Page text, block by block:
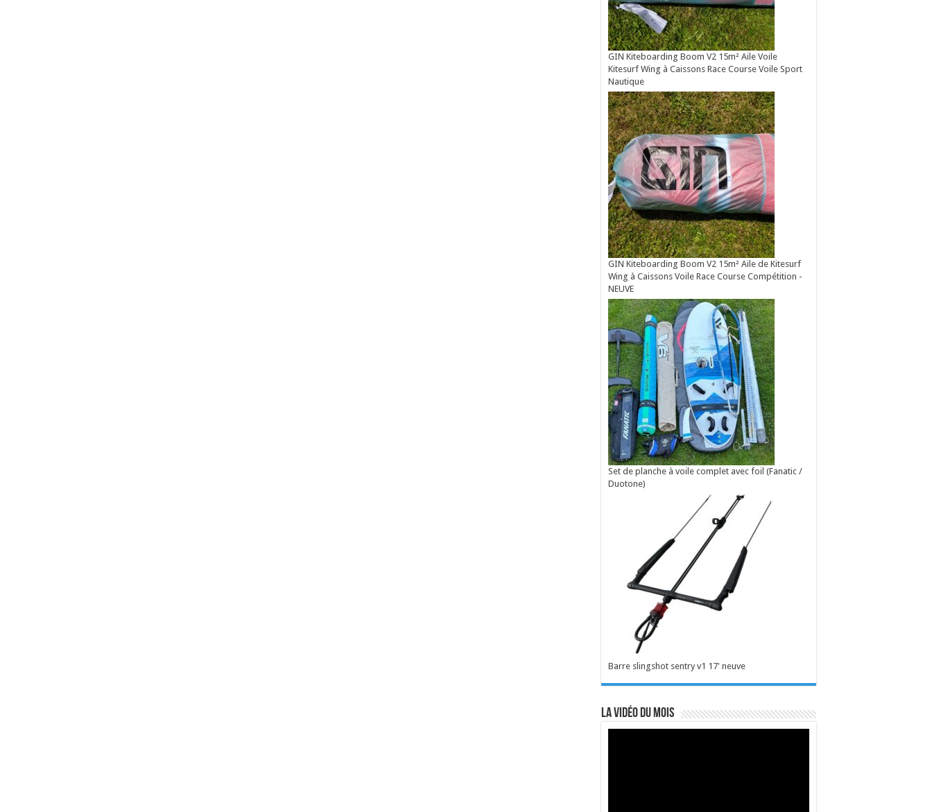
GIN Kiteboarding Boom V2 15m² Aile Voile
Kitesurf Wing à Caissons Race Course Voile Sport
Nautique
GIN Kiteboarding Boom V2 15m² Aile de Kitesurf
Wing à Caissons Voile Race Course Compétition -
NEUVE
Set de planche à voile complet avec foil (Fanatic /
Duotone)
Barre slingshot sentry v1 17' neuve
La vidéo du mois